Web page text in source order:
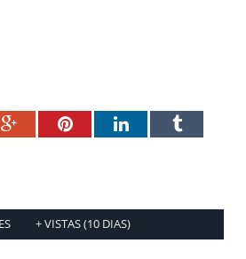
Google+PinterestLinkedInTumblr
+ VISTAS (10 DIAS)